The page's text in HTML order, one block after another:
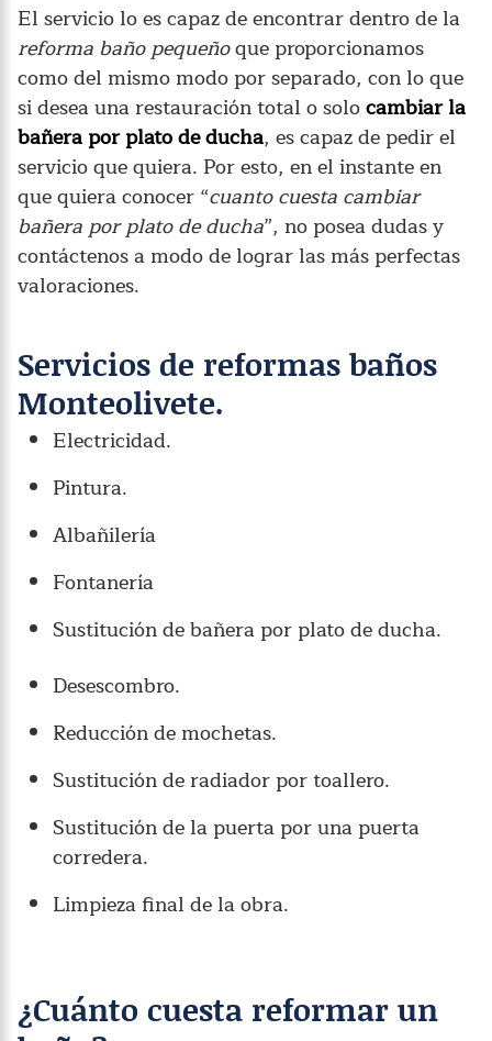
El servicio lo es capaz de encontrar dentro de la
reforma baño pequeñoque proporcionamos
como del mismo modo por separado, con lo que
si desea una restauración total o solocambiar la
bañera por plato de ducha, es capaz de pedir el
servicio que quiera. Por esto, en el instante en
que quiera conocer “cuanto cuesta cambiar
bañera por plato de ducha”, no posea dudas y
contáctenos a modo de lograr las más perfectas
valoraciones.
Servicios de reformas baños
Monteolivete.
Electricidad.
Pintura.
Albañilería
Fontanería
Sustitución de bañera por plato de ducha.
Desescombro.
Reducción de mochetas.
Sustitución de radiador por toallero.
Sustitución de la puerta por una puerta
corredera.
Limpieza final de la obra.
¿Cuánto cuesta reformar un